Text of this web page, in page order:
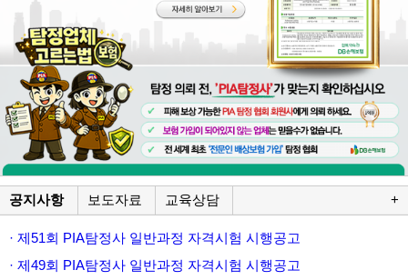
공지사항 보도자료 교육상담 +
· 제51회 PIA탐정사 일반과정 자격시험 시행공고
· 제49회 PIA탐정사 일반과정 자격시험 시행공고